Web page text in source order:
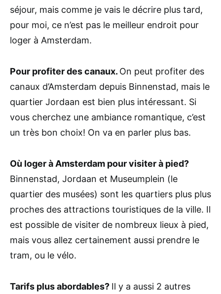
séjour, mais comme je vais le décrire plus tard,
pour moi, ce n’est pas le meilleur endroit pour
loger à Amsterdam.
Pour profiter des canaux. On peut profiter des
canaux d’Amsterdam depuis Binnenstad, mais le
quartier Jordaan est bien plus intéressant. Si
vous cherchez une ambiance romantique, c’est
un très bon choix! On va en parler plus bas.
Où loger à Amsterdam pour visiter à pied?
Binnenstad, Jordaan et Museumplein (le
quartier des musées) sont les quartiers plus plus
proches des attractions touristiques de la ville. Il
est possible de visiter de nombreux lieux à pied,
mais vous allez certainement aussi prendre le
tram, ou le vélo.
Tarifs plus abordables? Il y a aussi 2 autres